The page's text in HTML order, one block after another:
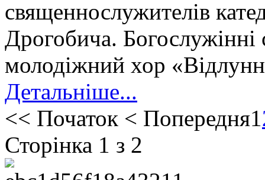
священнослужителів
Дрогобича.
молодіжний хор
Детальніше...
<< Початок < Попередня1
Сторінка 1 з 2